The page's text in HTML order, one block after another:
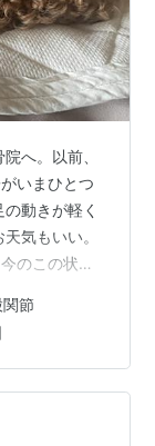
へ。以前、
いまひとつ
動きが軽く
気もいい。
のこの状態
そうに寝て
こまで読ん
キング参加中
中アクセスの
関節